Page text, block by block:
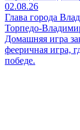
02.08.26
Глава города
Торпедо-
Домашняя игра
фееричная игра,
победе.